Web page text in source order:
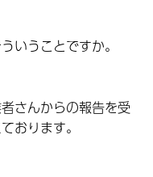
いうことですか。
さんからの報告を受
おります。